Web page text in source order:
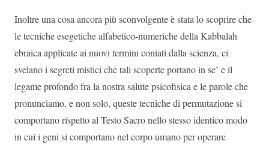
Inoltre una cosa ancora più sconvolgente è stata lo scoprire che
le tecniche esegetiche alfabetico-numeriche della Kabbalah
ebraica applicate ai nuovi termini coniati dalla scienza, ci
svelano i segreti mistici che tali scoperte portano in se’ e il
legame profondo fra la nostra salute psicofisica e le parole che
pronunciamo, e non solo, queste tecniche di permutazione si
comportano rispetto al Testo Sacro nello stesso identico modo
in cui i geni si comportano nel corpo umano per operare